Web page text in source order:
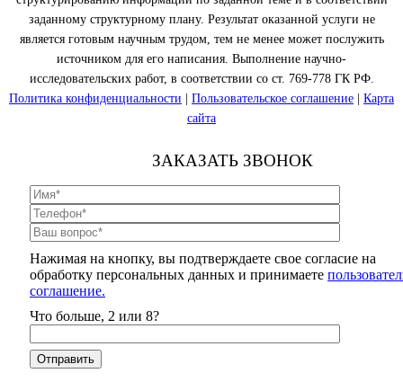
заданному структурному плану. Результат оказанной услуги не
является готовым научным трудом, тем не менее может послужить
источником для его написания. Выполнение научно-
исследовательских работ, в соответствии со ст. 769-778 ГК РФ.
Политика конфиденциальности
Пользовательское соглашение
Карта
сайта
ЗАКАЗАТЬ ЗВОНОК
Нажимая на кнопку, вы подтверждаете свое согласие на
обработку персональных данных и принимаете
соглашение.
Что больше, 2 или 8?